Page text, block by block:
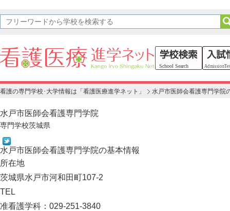
看護の専門学校･大学情報は「看護医療進学ネット」 水戸市医師会看護専門学院
水戸市医師会看護専門学院
専門学校茨城県
水戸市医師会看護専門学院の基本情報
所在地
茨城県水戸市河和田町107-2
TEL
准看護学科：029-251-3840